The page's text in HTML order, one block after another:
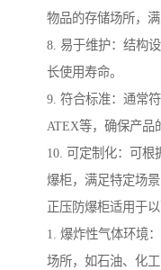
物品的存储场所，
8. 易于维护：结构
长使用寿命。
9. 符合标准：通常
ATEX等，确保产品
10. 可定制化：可根
爆柜，满足特定场景
正压防爆柜适用于以
1. 爆炸性气体环境
场所，如石油、化